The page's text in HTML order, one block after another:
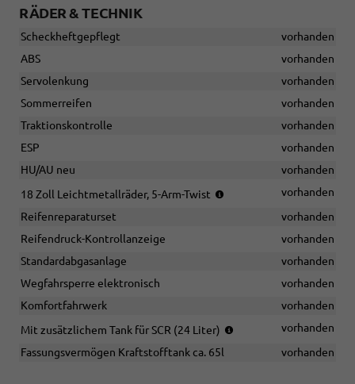
RÄDER & TECHNIK
Scheckheftgepflegt
vorhanden
ABS
vorhanden
Servolenkung
vorhanden
Sommerreifen
vorhanden
Traktionskontrolle
vorhanden
ESP
vorhanden
HU/AU neu
vorhanden
18 Zoll Leichtmetallräder, 5-Arm-Twist
vorhanden
Reifenreparaturset
vorhanden
Reifendruck-Kontrollanzeige
vorhanden
Standardabgasanlage
vorhanden
Wegfahrsperre elektronisch
vorhanden
Komfortfahrwerk
vorhanden
Mit zusätzlichem Tank für SCR (24 Liter)
Verbindung
vorhanden
Fassungsvermögen Kraftstofftank ca. 65l
vorhanden